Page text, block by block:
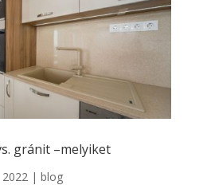
gránit –melyiket
| blog